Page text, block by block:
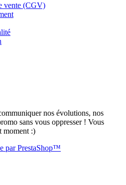
vente (CGV)
nos évolutions, nos
sans vous oppresser ! Vous
moment :)
par PrestaShop™